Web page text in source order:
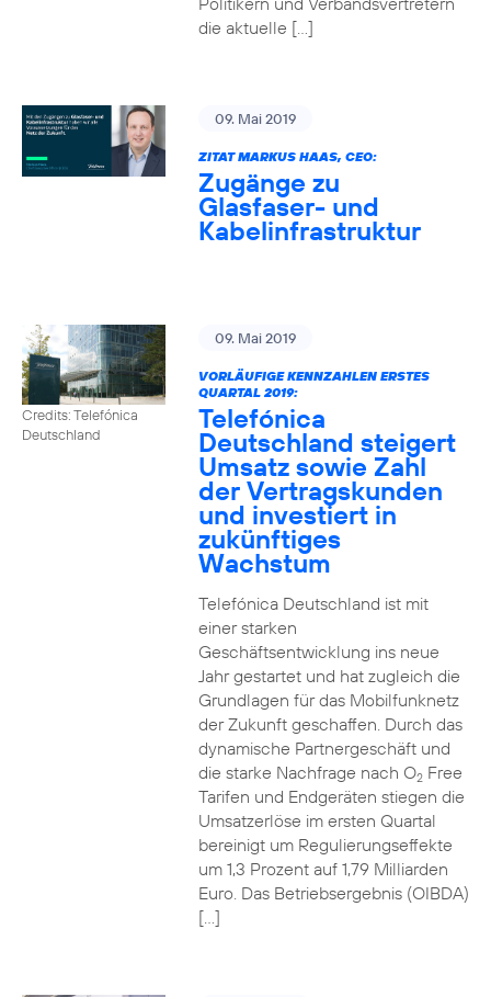
die aktuelle […]
09. Mai 2019
ZITAT MARKUS HAAS, CEO:
Zugänge zu
Glasfaser- und
Kabelinfrastruktur
Credits: Telefónica
Deutschland
09. Mai 2019
VORLÄUFIGE KENNZAHLEN ERSTES
QUARTAL 2019:
Telefónica
Deutschland steigert
Umsatz sowie Zahl
der Vertragskunden
und investiert in
zukünftiges
Wachstum
Telefónica Deutschland ist mit
einer starken
Geschäftsentwicklung ins neue
Jahr gestartet und hat zugleich die
Grundlagen für das Mobilfunknetz
der Zukunft geschaffen. Durch das
dynamische Partnergeschäft und
die starke Nachfrage nach O2Free
Tarifen und Endgeräten stiegen die
Umsatzerlöse im ersten Quartal
bereinigt um Regulierungseffekte
um 1,3 Prozent auf 1,79 Milliarden
Euro. Das Betriebsergebnis (OIBDA)
[…]